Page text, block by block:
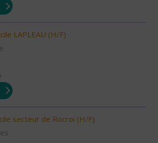
LAPLEAU (H/F)
secteur de Rocroi (H/F)